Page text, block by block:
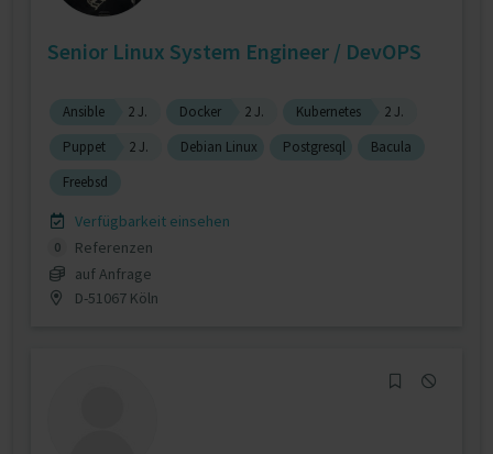
Senior Linux System Engineer / DevOPS
Ansible 2 J. Docker 2 J. Kubernetes
2 J.
Puppet
2 J. Debian Linux Postgresql
Bacula
Freebsd
Verfügbarkeit einsehen
0
Referenzen
auf Anfrage
D-51067 Köln